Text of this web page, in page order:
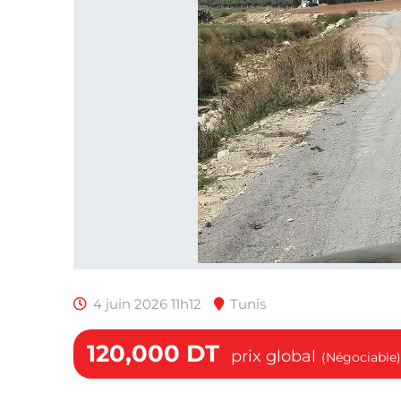
4 juin 2026 11h12 Tunis
120,000 DT prix global (Négociable)